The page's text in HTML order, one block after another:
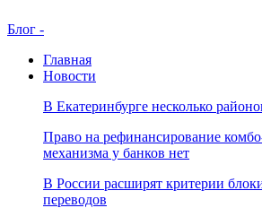
Блог -
Главная
Новости
В Екатеринбурге несколько
Право на рефинансирование
механизма у банков нет
В России расширят критерии
переводов